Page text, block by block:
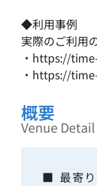
◆利用事例
実際のご利用
・ https://
・ https://
概要
Venue Detail
■ 最寄